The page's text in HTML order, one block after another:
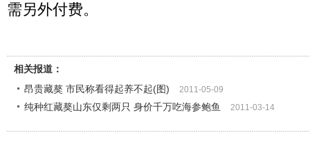
需另外付费。
相关报道：
昂贵藏獒 市民称看得起养不起(图)
2011-05-09
纯种红藏獒山东仅剩两只 身价千万吃海参鲍鱼 2011-03-14